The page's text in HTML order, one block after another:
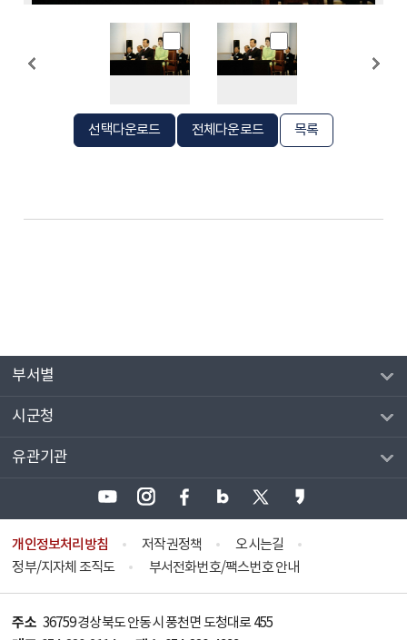
선택다운로드 전체다운로드 목록
부서별
시군청
유관기관
개인정보처리방침 저작권정책
오시는길
정부/지자체 조직도
부서전화번호/팩스번호 안내
주소 36759 경상북도 안동시 풍천면 도청대로 455